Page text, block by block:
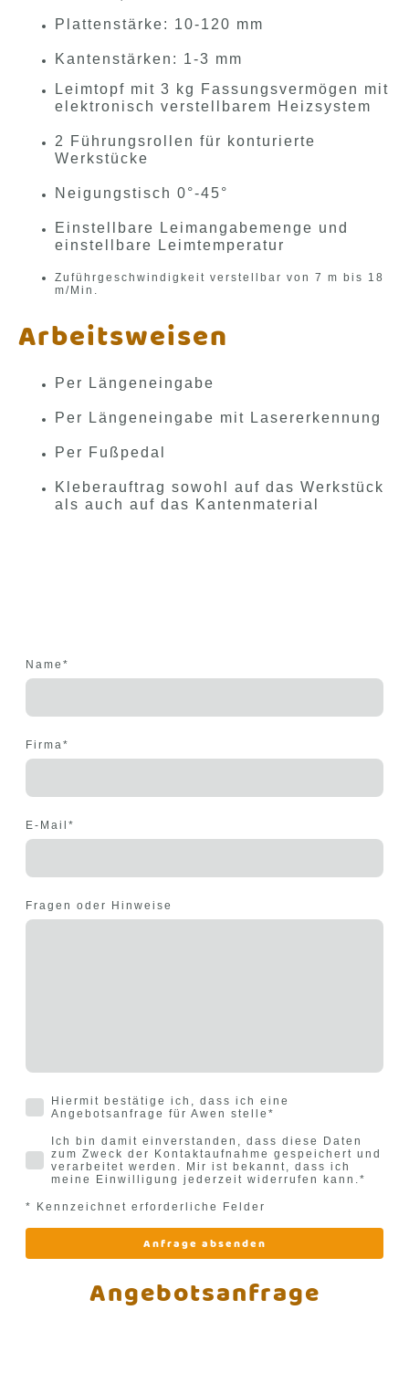
Plattenstärke: 10-120 mm
Kantenstärken: 1-3 mm
Leimtopf mit 3 kg Fassungsvermögen mit
elektronisch verstellbarem Heizsystem
2 Führungsrollen für konturierte
Werkstücke
Neigungstisch 0°-45°
Einstellbare Leimangabemenge und
einstellbare Leimtemperatur
Zuführgeschwindigkeit verstellbar von 7 m bis 18
m/Min.
Arbeitsweisen
Per Längeneingabe
Per Längeneingabe mit Lasererkennung
Per Fußpedal
Kleberauftrag sowohl auf das Werkstück
als auch auf das Kantenmaterial
Name *
Firma*
E-Mail *
Fragen oder Hinweise
Hiermit bestätige ich, dass ich eine
Angebotsanfrage für Awen stelle *
Ich bin damit einverstanden, dass diese Daten
zum Zweck der Kontaktaufnahme gespeichert und
verarbeitet werden. Mir ist bekannt, dass ich
meine Einwilligung jederzeit widerrufen kann.*
* Kennzeichnet erforderliche Felder
Anfrage absenden
Angebotsanfrage